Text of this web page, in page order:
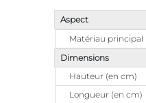
Aspect
Matériau principal
Dimensions
Hauteur (en cm)
Longueur (en cm)